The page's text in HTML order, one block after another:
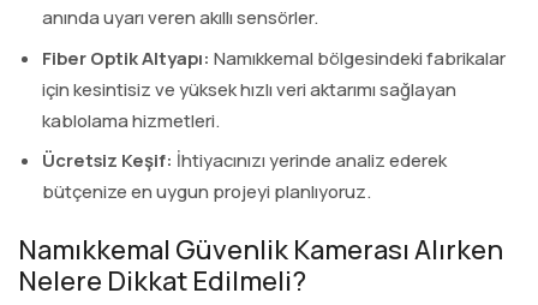
anında uyarı veren akıllı sensörler.
Fiber Optik Altyapı: Namıkkemal bölgesindeki fabrikalar
için kesintisiz ve yüksek hızlı veri aktarımı sağlayan
kablolama hizmetleri.
Ücretsiz Keşif: İhtiyacınızı yerinde analiz ederek
bütçenize en uygun projeyi planlıyoruz.
Namıkkemal Güvenlik Kamerası Alırken
Nelere Dikkat Edilmeli?